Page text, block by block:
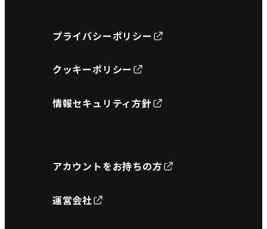
プライバシーポリシー
クッキーポリシー
情報セキュリティ方針
アカウントをお持ちの方
運営会社